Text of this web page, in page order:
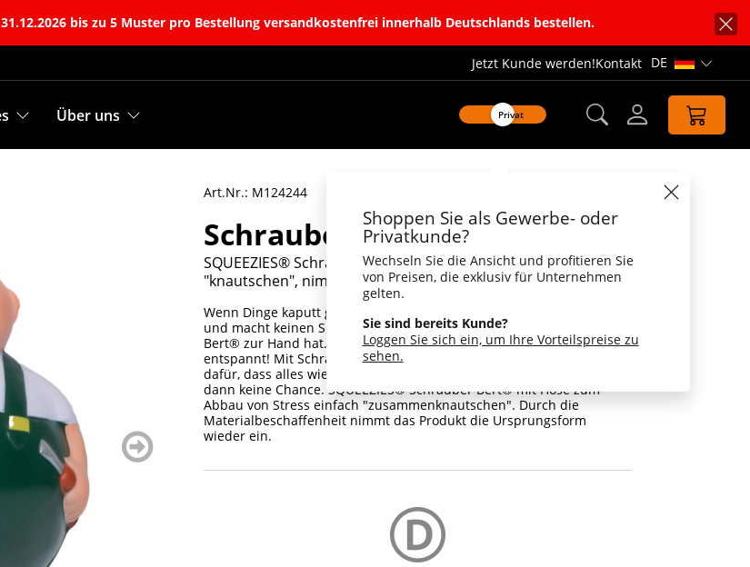
bis zu 5 Muster pro Bestellung versandkostenfrei innerhalb Deutschlands bestellen.
Jetzt Kunde werden!Kontakt DE
Über uns Privat
Shoppen Sie als Gewerbe- oder
Privatkunde?
Wechseln Sie die Ansicht und profitieren Sie
von Preisen, die exklusiv für Unternehmen
gelten.
Sie sind bereits Kunde?
Loggen Sie sich ein, um Ihre Vorteilspreise zu
sehen.
weiter
blättern
Art.Nr.: M124244
Schrauber Bert®
SQUEEZIES® Schrauber Bert®, zum Stressabbau
"knautschen", nimmt Ursprungsform wieder ein.
Wenn Dinge kaputt gehen und repariert werden müssen, stresst das
und macht keinen Spaß. Dann ist es gut, wenn man einen Schrauber
Bert® zur Hand hat. Mit ihm ist jeder Werkstattbesuch total
entspannt! Mit Schraubenschlüssel und Schraubendreher sorgt er
dafür, dass alles wieder so funktioniert, wie es soll – da hat Stress
dann keine Chance. SQUEEZIES® Schrauber Bert® mit Hose zum
Abbau von Stress einfach "zusammenknautschen". Durch die
Materialbeschaffenheit nimmt das Produkt die Ursprungsform
wieder ein.